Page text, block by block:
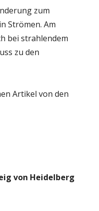
zum
Strömen. Am
bei strahlendem
zu den
Artikel von den
von Heidelberg